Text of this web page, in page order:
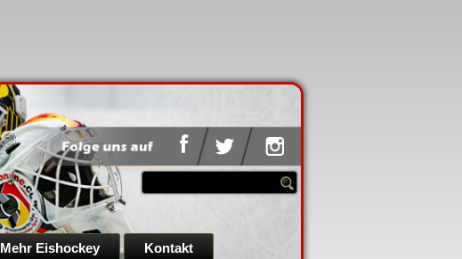
Mehr Eishockey Kontakt